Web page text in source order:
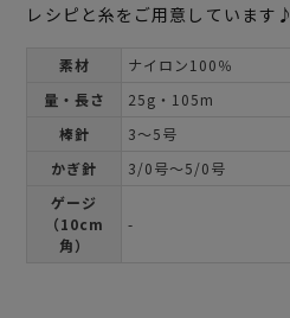
レシピと糸をご用意しています♪
素材
ナイロン100％
量・長さ
25g・105m
棒針
3～5号
かぎ針
3/0号～5/0号
ゲージ
（10cm
角）
-